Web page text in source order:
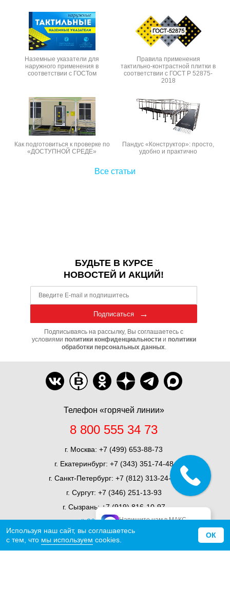
Наземные указатели для
наружного применения в
соответствии с ГОСТом
Правила применения
тактильно-контрастной плитки в
соответствии с ГОСТ Р 52875-
2018
Как подготовиться к проверке по
«ДОСТУПНОЙ СРЕДЕ»
Пандус «Конструктор»: просто,
удобно и практично
Все статьи
О компании
Телефон «горячей линии»
8 800 555 34 73
г. Москва: +7 (499) 653-88-73
г. Екатеринбург: +7 (343) 351-74-48
г. Санкт-Петербург: +7 (812) 313-24-71
г. Сургут: +7 (346) 251-13-93
г. Сызрань:+7 (919) 816-10-97
ещё 36 представительств
БУДЬТЕ В КУРСЕ
НОВОСТЕЙ И АКЦИЙ!
Подписаться
Подписываясь на рассылку, Вы соглашаетесь с
условиями политики конфиденциальностии политики
обработки персональных данных.
Напишите нам в МАКС
официальный МАКС
Используя наш сайт, вы соглашаетесь
с тем, что мы используем cookies.
ОК